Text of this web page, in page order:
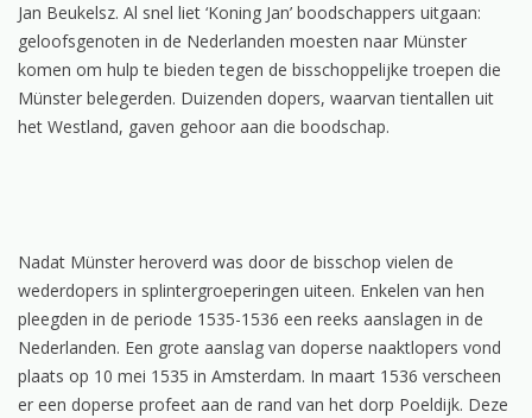
Jan Beukelsz. Al snel liet ‘Koning Jan’ boodschappers uitgaan:
geloofsgenoten in de Nederlanden moesten naar Münster
komen om hulp te bieden tegen de bisschoppelijke troepen die
Münster belegerden. Duizenden dopers, waarvan tientallen uit
het Westland, gaven gehoor aan die boodschap.
Nadat Münster heroverd was door de bisschop vielen de
wederdopers in splintergroeperingen uiteen. Enkelen van hen
pleegden in de periode 1535-1536 een reeks aanslagen in de
Nederlanden. Een grote aanslag van doperse naaktlopers vond
plaats op 10 mei 1535 in Amsterdam. In maart 1536 verscheen
er een doperse profeet aan de rand van het dorp Poeldijk. Deze